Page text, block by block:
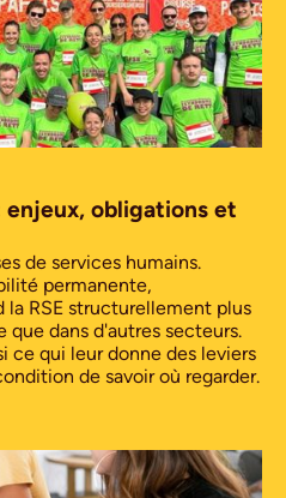
enjeux, obligations et
de services humains.
permanente,
RSE structurellement plus
dans d'autres secteurs.
ce qui leur donne des leviers
de savoir où regarder.